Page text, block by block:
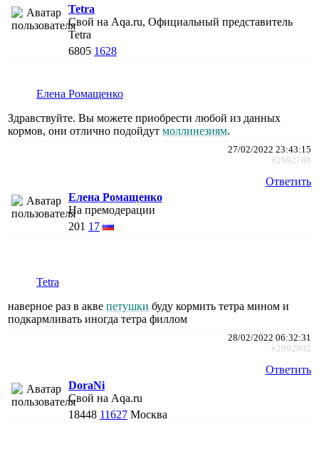
Tetra
Свой на Aqa.ru, Официальный представитель
Tetra
6805 1628
Елена Ромащенко
Здравствуйте. Вы можете приобрести любой из данных
кормов, они отлично подойдут моллинезиям.
27/02/2022 23:43:15
#2992788
Ответить
Елена Ромащенко
На премодерации
201 17
Tetra
наверное раз в акве петушки буду кормить тетра мином и
подкармливать иногда тетра филлом
28/02/2022 06:32:31
#2992802
Ответить
DoraNi
Свой на Aqa.ru
18448 11627 Москва